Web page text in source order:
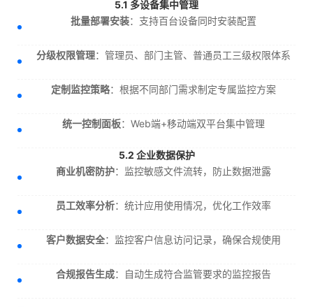
5.1 多设备集中管理
批量部署安装：支持百台设备同时安装配置
分级权限管理：管理员、部门主管、普通员工三级权限体系
定制监控策略：根据不同部门需求制定专属监控方案
统一控制面板：Web端+移动端双平台集中管理
5.2 企业数据保护
商业机密防护：监控敏感文件流转，防止数据泄露
员工效率分析：统计应用使用情况，优化工作效率
客户数据安全：监控客户信息访问记录，确保合规使用
合规报告生成：自动生成符合监管要求的监控报告